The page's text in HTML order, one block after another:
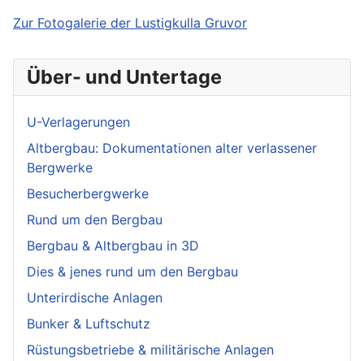
Zur Fotogalerie der Lustigkulla Gruvor
Über- und Untertage
U-Verlagerungen
Altbergbau: Dokumentationen alter verlassener
Bergwerke
Besucherbergwerke
Rund um den Bergbau
Bergbau & Altbergbau in 3D
Dies & jenes rund um den Bergbau
Unterirdische Anlagen
Bunker & Luftschutz
Rüstungsbetriebe & militärische Anlagen